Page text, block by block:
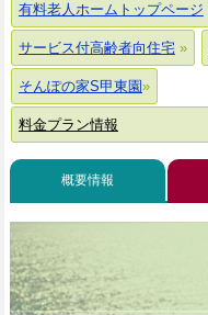
有料老人ホームトップページ
サービス付高齢者向住宅
そんぽの家S甲東園
料金プラン情報
概要情報